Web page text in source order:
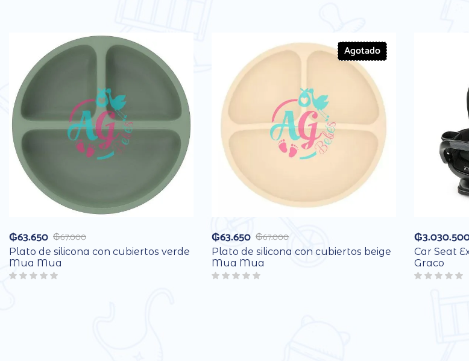
₲67.000
₲63.650
Plato de silicona con cubiertos verde
Mua Mua
Agotado
₲67.000
₲63.650
Plato de silicona con cubiertos beige
Mua Mua
₲
Car Seat
Graco